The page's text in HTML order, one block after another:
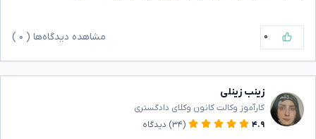
۰ مشاهده دیدگاه‌ها ( ۰
زینب زینلی
کارآموز وکالت کانون وکلای دادگستری
۴.۹
(۳۴) دیدگاه